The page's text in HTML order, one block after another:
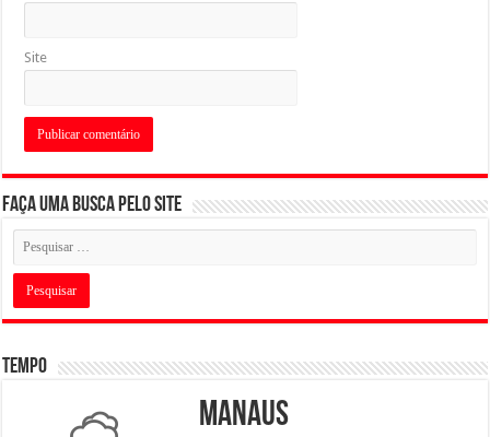
Site
Faça uma busca pelo Site
Tempo
Manaus